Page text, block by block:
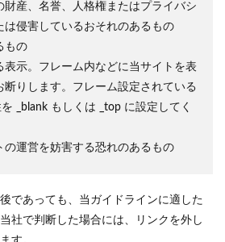
財産、名誉、人格権またはプライバシ
は侵害しているおそれのあるもの
もの
表示。フレーム内などに当サイトを表
りします。フレーム設定されている
_blank もしくは _top に設定してく
の運営を妨害する恐れのあるもの
であっても、当ガイドラインに適した
社で判断した場合には、リンクを外し